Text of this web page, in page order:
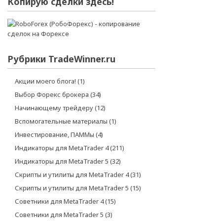
Рубрики TradeWinner.ru
Акции моего блога! (1)
Выбор Форекс брокера (34)
Начинающему трейдеру(12)
Вспомогательные материалы (1)
Инвестирование, ПАММы (4)
Индикаторы для MetaTrader 4(211)
Индикаторы для MetaTrader 5 (32)
Скрипты и утилиты для MetaTrader 4(31)
Скрипты и утилиты для MetaTrader 5 (15)
Советники для MetaTrader 4(15)
Советники для MetaTrader 5 (3)